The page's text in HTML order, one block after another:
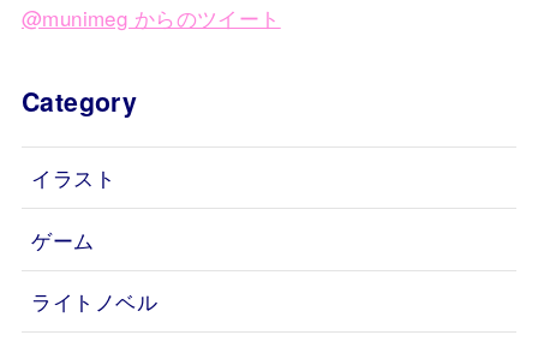
@munimeg からのツイート
Category
イラスト
ゲーム
ライトノベル